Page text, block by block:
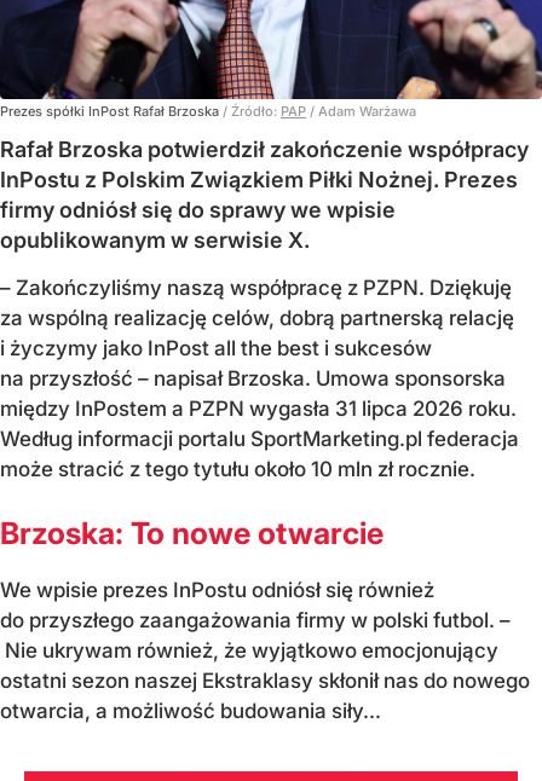
Prezes spółki InPost Rafał Brzoska / Źródło: PAP / Adam Warżawa
Rafał Brzoska potwierdził zakończenie współpracy
InPostu z Polskim Związkiem Piłki Nożnej. Prezes
firmy odniósł się do sprawy we wpisie
opublikowanym w serwisie X.
– Zakończyliśmy naszą współpracę z PZPN. Dziękuję
za wspólną realizację celów, dobrą partnerską relację
i życzymy jako InPost all the best i sukcesów
na przyszłość – napisał Brzoska. Umowa sponsorska
między InPostem a PZPN wygasła 31 lipca 2026 roku.
Według informacji portalu SportMarketing.pl federacja
może stracić z tego tytułu około 10 mln zł rocznie.
Brzoska: To nowe otwarcie
We wpisie prezes InPostu odniósł się również
do przyszłego zaangażowania firmy w polski futbol. –
Nie ukrywam również, że wyjątkowo emocjonujący
ostatni sezon naszej Ekstraklasy skłonił nas do nowego
otwarcia, a możliwość budowania siły...